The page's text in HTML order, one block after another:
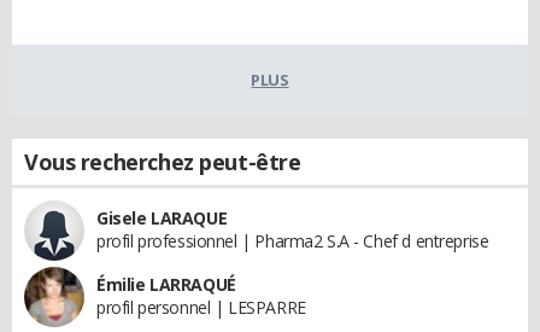
PLUS
Vous recherchez peut-être
Gisele LARAQUE
profil professionnel | Pharma2 S.A - Chef d entreprise
Émilie LARRAQUÉ
profil personnel | LESPARRE